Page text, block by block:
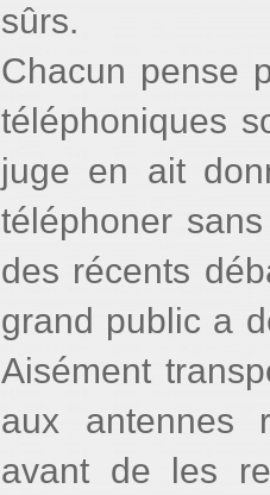
sûrs.
Chacun pense
téléphoniques
juge en ait
téléphoner
des récents
grand public a
Aisément
aux antennes
avant de les